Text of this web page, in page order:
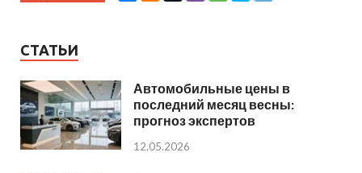
СТАТЬИ
Автомобильные цены в
последний месяц весны:
прогноз экспертов
12.05.2026